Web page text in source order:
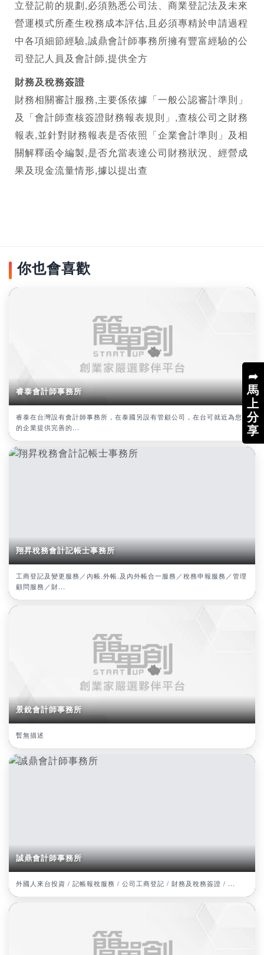
➦
馬
上
分
享
立登記前的規劃,必須熟悉公司法、商業登記法及未來
營運模式所產生稅務成本評估,且必須專精於申請過程
中各項細節經驗,誠鼎會計師事務所擁有豐富經驗的公
司登記 人員及會計師,提供全方
財務及稅務簽證
財務相關審計服務,主要係依據「一般公認審計準則」
及「會計師查核簽證財務報表規則」,查核公司之財務
報表,並針對財務報表是否依照「企業會計準則」及相
關解釋函令編製,是否允當表達公司財務狀況、經營成
果及現金流量情形,據以提出查
你也會喜歡
睿泰會計師事務所
睿泰在台灣設有會計師事務所，在泰國另設有管顧公司，在台可就近為您
的企業提供完善的...
翔昇稅務會計記帳士事務所
工商登記及變更服務／內帳.外帳.及內外帳合一服務／稅務申報服務／管理
顧問服務／財...
景銳會計師事務所
暫無描述
誠鼎會計師事務所
外國人來台投資 / 記帳報稅服務 / 公司工商登記 / 財務及稅務簽證 / ...